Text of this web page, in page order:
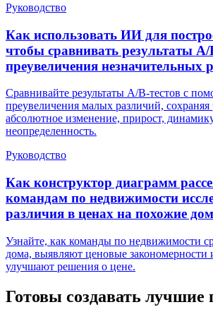
Руководство
Как использовать ИИ для
чтобы сравнивать результаты A/
преувеличения незначительных
Сравнивайте результаты A/B-тестов с
преувеличения малых различий,
абсолютное изменение, прирост,
неопределенность.
Руководство
Как конструктор диаграмм
командам по недвижимости
различия в ценах на похожие
Узнайте, как команды по недвижимости
дома, выявляют ценовые
улучшают решения о цене.
Готовы создавать лучшие